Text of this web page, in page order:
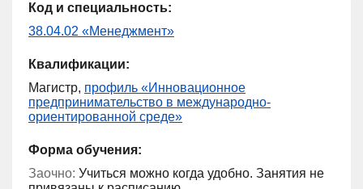
Код и специальность:
38.04.02 «Менеджмент»
Квалификации:
Магистр, профиль «Инновационное
предпринимательство в международно-
ориентированной среде»
Форма обучения:
Заочно: Учиться можно когда удобно. Занятия не